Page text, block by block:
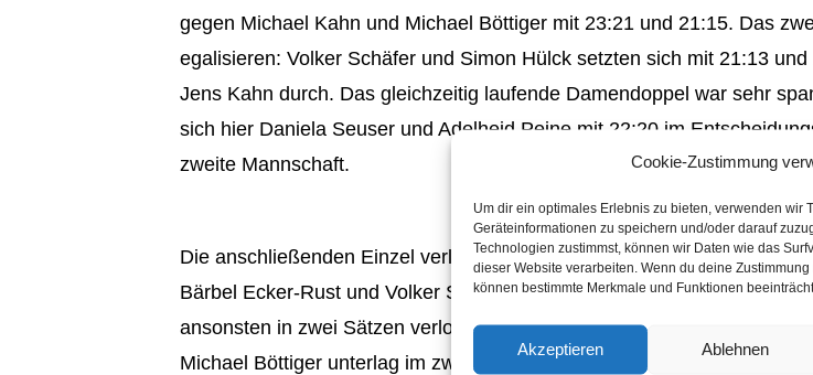
Cookie-Zustimmung
Um dir ein optimales Erlebnis zu bieten, verwenden wir
Geräteinformationen zu speichern und/oder darauf
Technologien zustimmst, können wir Daten wie das
dieser Website verarbeiten. Wenn du deine
können bestimmte Merkmale und Funktionen
Akzeptieren Ablehnen
gegen Michael Kahn und Michael Böttiger mit 23:21 und 21:15. Das
egalisieren: Volker Schäfer und Simon Hülck setzten sich mit 21:13
Jens Kahn durch. Das gleichzeitig laufende Damendoppel war sehr
sich hier Daniela Seuser und Adelheid Peine mit 22:20 im
zweite Mannschaft.
Die anschließenden Einzel verliefen aus Sicht der ersten Mannschaft
Bärbel Ecker-Rust und Volker Schäfer, die ihre Gegner jeweils in den
ansonsten in zwei Sätzen verloren. Michael Kahn verlor das erste
Michael Böttiger unterlag im zweiten Einzel Jan Faulde mit 17:21 und